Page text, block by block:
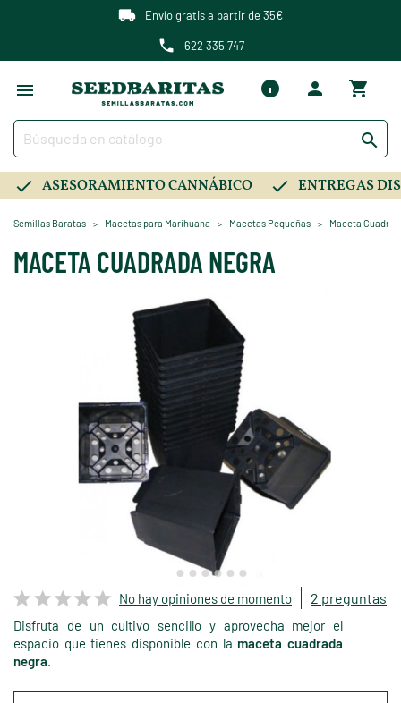
Envío gratis a partir de 35€
622 335 747

ASESORAMIENTO CANNÁBICO ENTREGAS
Semillas Baratas Macetas para Marihuana Macetas Pequeñas Maceta
MACETA CUADRADA NEGRA
No hay opiniones de momento 2 preguntas
Disfruta de un cultivo sencillo y aprovecha mejor el
espacio que tienes disponible con la maceta cuadrada
negra.